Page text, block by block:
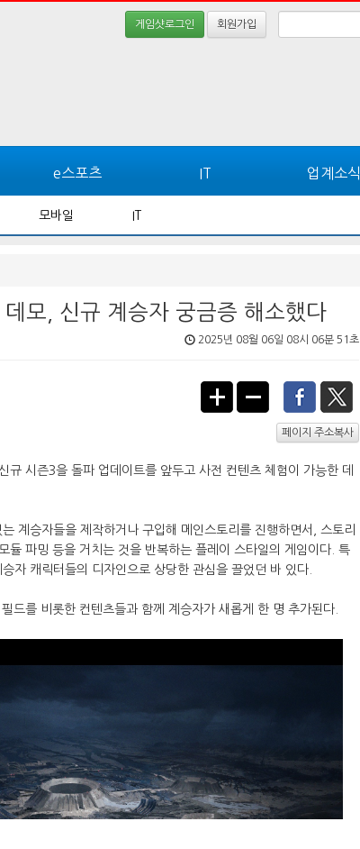
게임샷로그인 회원가입
e스포츠 IT 업계소식
모바일 IT
모, 신규 계승자 궁금증 해소했다
2025년 08월 06일 08시 06분 51초
페이지 주소복사
규 시즌3을 돌파 업데이트를 앞두고 사전 컨텐츠 체험이 가능한 데
계승자들을 제작하거나 구입해 메인스토리를 진행하면서, 스토리
듈 파밍 등을 거치는 것을 반복하는 플레이 스타일의 게임이다. 특
자 캐릭터들의 디자인으로 상당한 관심을 끌었던 바 있다.
드를 비롯한 컨텐츠들과 함께 계승자가 새롭게 한 명 추가된다.